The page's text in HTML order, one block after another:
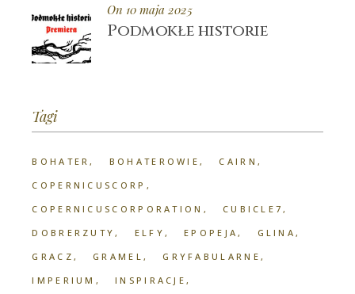
On 10 maja 2025
Podmokłe historie
Tagi
BOHATER BOHATEROWIE
CAIRN
COPERNICUSCORP
COPERNICUSCORPORATION
CUBICLE7
DOBRERZUTY
ELFY EPOPEJA
GLINA
GRACZ
GRAMEL
GRYFABULARNE
IMPERIUM
INSPIRACJE